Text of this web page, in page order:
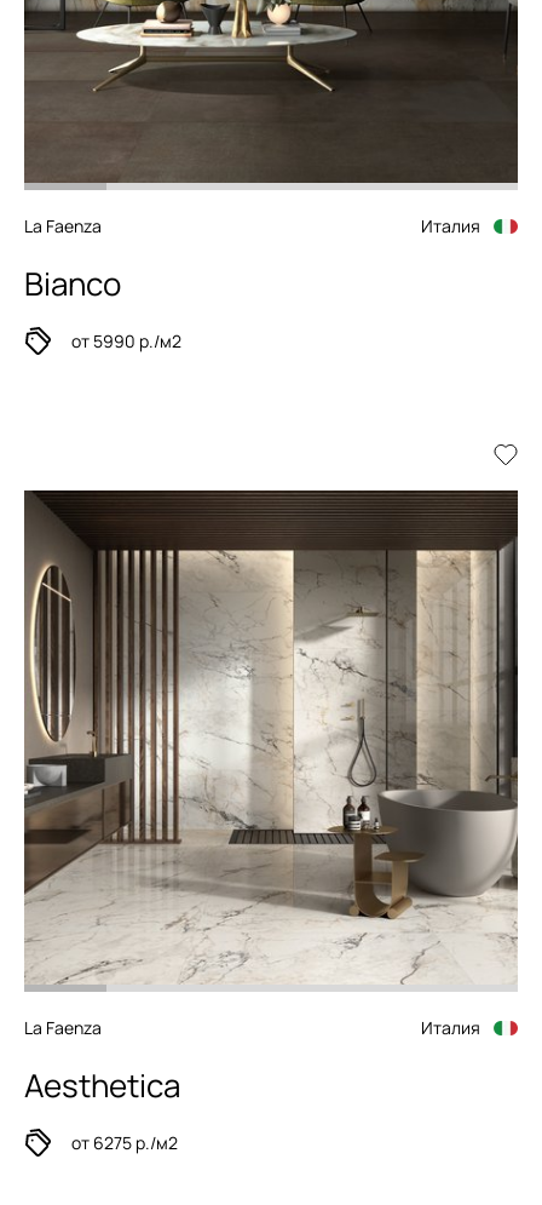
La Faenza Италия
Bianco
от 5990 р./м2
La Faenza Италия
Aesthetica
от 6275 р./м2